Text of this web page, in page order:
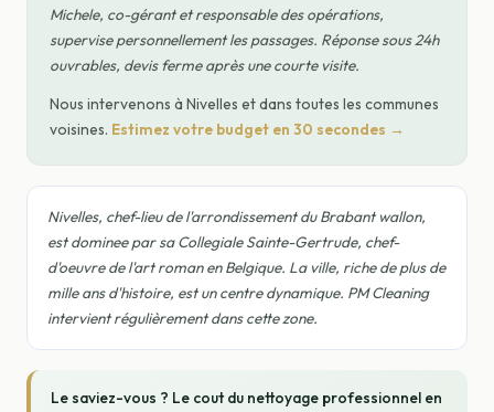
Michele, co-gérant et responsable des opérations,
supervise personnellement les passages. Réponse sous 24h
ouvrables, devis ferme après une courte visite.
Nous intervenons à Nivelles et dans toutes les communes
voisines. Estimez votre budget en 30 secondes →
Nivelles, chef-lieu de l'arrondissement du Brabant wallon,
est dominee par sa Collegiale Sainte-Gertrude, chef-
d'oeuvre de l'art roman en Belgique. La ville, riche de plus de
mille ans d'histoire, est un centre dynamique. PM Cleaning
intervient régulièrement dans cette zone.
Le saviez-vous ? Le cout du nettoyage professionnel en